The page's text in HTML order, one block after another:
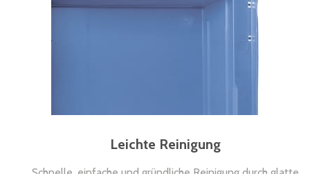
Leichte Reinigung